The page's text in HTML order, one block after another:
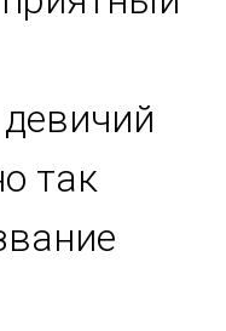
так